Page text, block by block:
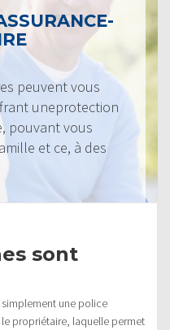
peuvent vous
uneprotection
pouvant vous
et ce, à des
sont
simplement une police
propriétaire, laquelle permet